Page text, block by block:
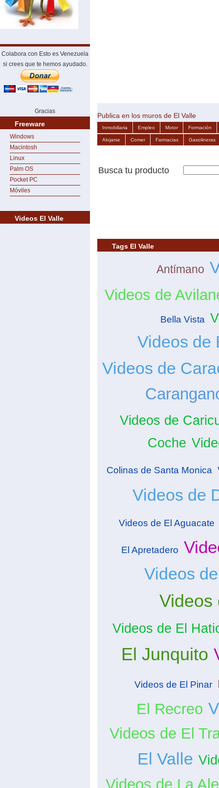
Colabora con Esto es Venezuela
si crees que te hemos ayudado.
Gracias
Freeware
Windows
Macintosh
Linux
Palm OS
Pocket PC
Móviles
Videos El Valle
Publica en los muros de El Valle
Inmobiliaria Empleo Motor Formación
Alojarse Comer Farmacias Gasolineras
Busca tu producto
Tags El Valle
Antímano
Videos de
Bella Vista
Videos de
Videos de
Videos de
Coche
Colinas de Santa Monica
Videos de
Videos de El Aguacate
El Apretadero
Videos
Videos
Videos de El
El Junquito
Videos de El Pinar
El Recreo
Videos de El
El Valle
Videos de La